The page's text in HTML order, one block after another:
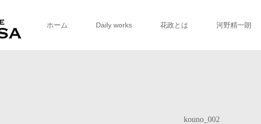
ホーム Daily works 花政とは 河野精一朗
kouno_002